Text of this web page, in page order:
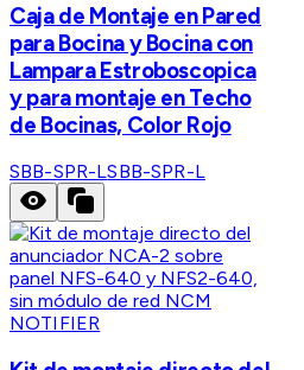
Caja de Montaje en Pared
para Bocina y Bocina con
Lampara Estroboscopica
y para montaje en Techo
de Bocinas, Color Rojo
SBB-SPR-LSBB-SPR-L
NOTIFIER